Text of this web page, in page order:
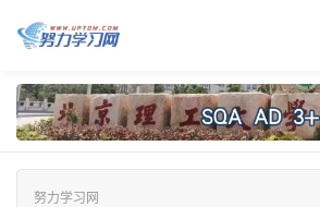
努力学习网